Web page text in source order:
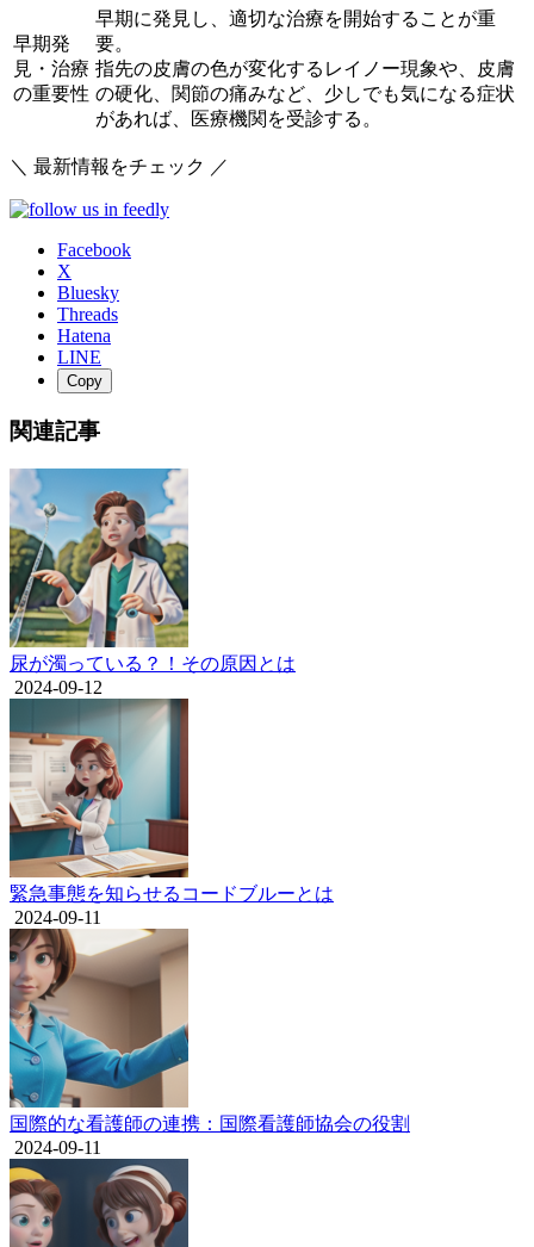
早期発
見・治療
の重要性
早期に発見し、適切な治療を開始することが重
要。
指先の皮膚の色が変化するレイノー現象や、皮膚
の硬化、関節の痛みなど、少しでも気になる症状
があれば、医療機関を受診する。
＼ 最新情報をチェック ／
Facebook
X
Bluesky
Threads
Hatena
LINE
Copy
関連記事
尿が濁っている？！その原因とは
2024-09-12
緊急事態を知らせるコードブルーとは
2024-09-11
国際的な看護師の連携：国際看護師協会の役割
2024-09-11